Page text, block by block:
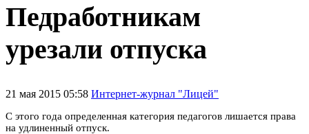
Педработникам
урезали отпуска
21 мая 2015 05:58 Интернет-журнал "Лицей"
С этого года определенная категория педагогов лишается права
на удлиненный отпуск.